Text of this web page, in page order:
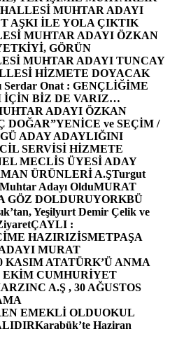
MUHTAR ADAYI
AŞKI İLE YOLA ÇIKTIK
MUHTAR ADAYI ÖZKAN
GÖRÜN
MUHTAR ADAYI TUNCAY
HİZMETE DOYACAK
Serdar Onat : GENÇLİĞİME
İÇİN BİZ DE VARIZ…
ADAYI ÖZKAN
DOĞAR”YENİCE ve SEÇİM /
ADAY ADAYLIĞINI
SERVİSİ HİZMETE
MECLİS ÜYESİ ADAY
ÜRÜNLERİ A.ŞTurgut
Adayı OlduMURAT
GÖZ DOLDURUYORKBÜ
Yeşilyurt Demir Çelik ve
ÇAYLI :
HAZIRIZİSMETPAŞA
MURAT
KASIM ATATÜRK’Ü ANMA
EKİM CUMHURİYET
A.Ş , 30 AĞUSTOS
EMEKLİ OLDUOKUL
Karabük’te Haziran